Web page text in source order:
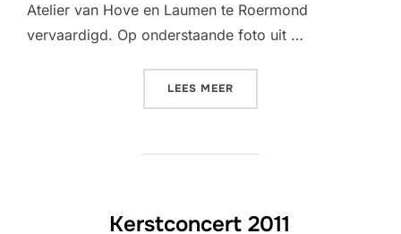
Atelier van Hove en Laumen te Roermond
vervaardigd. Op onderstaande foto uit …
LEES MEER
Kerstconcert 2011